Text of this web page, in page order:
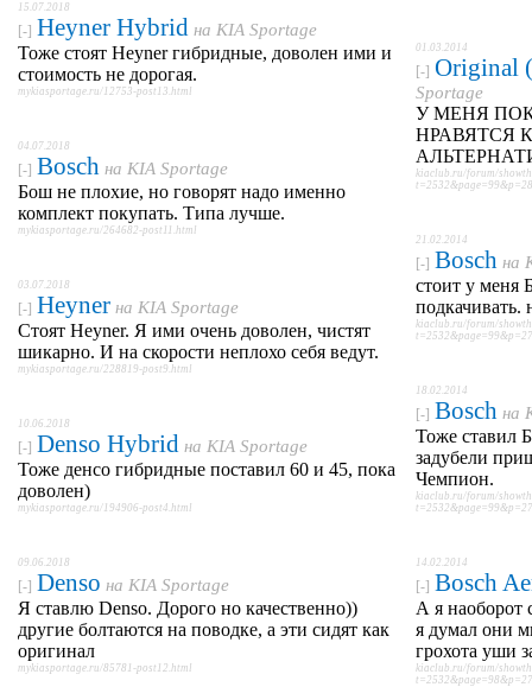
15.07.2018
[-] Heyner Hybrid на KIA Sportage
Тоже стоят Heyner гибридные, доволен ими и
стоимость не дорогая.
mykiasportage.ru/12753-post13.html
04.07.2018
[-] Bosch на KIA Sportage
Бош не плохие, но говорят надо именно
комплект покупать. Типа лучше.
mykiasportage.ru/264682-post11.html
03.07.2018
[-] Heyner на KIA Sportage
Стоят Heyner. Я ими очень доволен, чистят
шикарно. И на скорости неплохо себя ведут.
mykiasportage.ru/228819-post9.html
10.06.2018
[-] Denso Hybrid на KIA Sportage
Тоже денсо гибридные поставил 60 и 45, пока
доволен)
mykiasportage.ru/194906-post4.html
09.06.2018
[-] Denso на KIA Sportage
Я ставлю Denso. Дорого но качественно))
другие болтаются на поводке, а эти сидят как
оригинал
mykiasportage.ru/85781-post12.html
01.03.2014
[-] Original
Sportage
У МЕНЯ
НРАВЯТСЯ
kiaclub.ru/forum/
21.02.2014
[-] Bosch на
стоит у меня
подкачивать.
kiaclub.ru/forum/
18.02.2014
[-] Bosch на
Тоже ставил
задубели
Чемпион.
kiaclub.ru/forum/
14.02.2014
[-] Bosch
А я наоборот
я думал они
грохота уши
kiaclub.ru/forum/